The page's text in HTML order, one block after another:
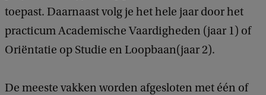
toepast. Daarnaast volg je het hele jaar door het
practicum Academische Vaardigheden (jaar 1) of
Oriëntatie op Studie en Loopbaan(jaar 2).
De meeste vakken worden afgesloten met één of